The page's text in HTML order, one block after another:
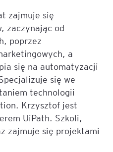
zajmuje się
zaczynając od
poprzez
a
się na automatyzacji
się we
technologii
Krzysztof jest
UiPath. Szkoli,
zajmuje się projektami